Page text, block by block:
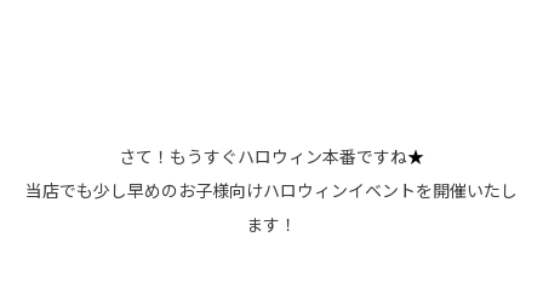
さて！もうすぐハロウィン本番ですね★
当店でも少し早めのお子様向けハロウィンイベントを開催いたし
ます！